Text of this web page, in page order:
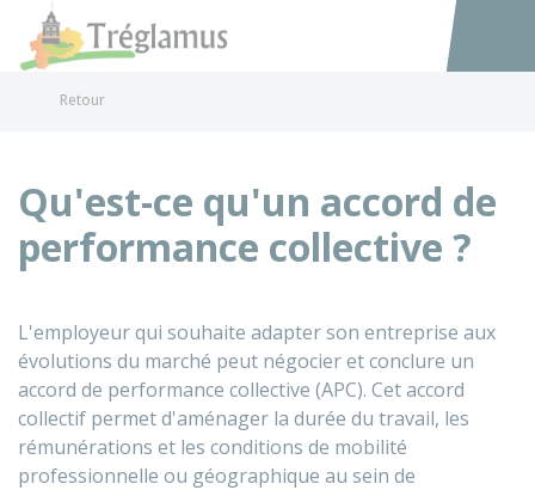
Accéder
Retour
Qu'est-ce qu'un accord de
performance collective ?
L'employeur qui souhaite adapter son entreprise aux
évolutions du marché peut négocier et conclure un
accord de performance collective (APC). Cet accord
collectif permet d'aménager la durée du travail, les
rémunérations et les conditions de mobilité
professionnelle ou géographique au sein de